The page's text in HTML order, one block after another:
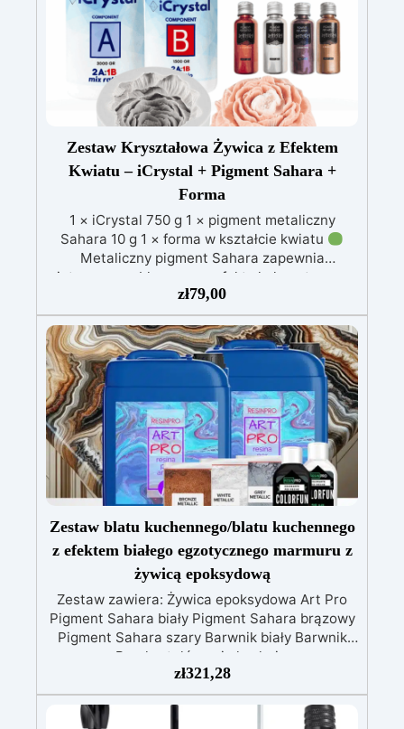
Zestaw Kryształowa Żywica z Efektem
Kwiatu – iCrystal + Pigment Sahara +
Forma
1 × iCrystal 750 g 1 × pigment metaliczny
Sahara 10 g 1 × forma w kształcie kwiatu
Metaliczny pigment Sahara zapewnia
intensywne, błyszczące efekty kolorystyczne
idealne do dekoracji.
Foremka w kształcie
kwiatu umożliwia tworzenie eleganckich
elementów z żywicy.
Zestaw doskonały do
tworzenia biżuterii, ozdób i małych odlewów
artystycznych.
Idealny dla osób, które chcą
połączyć przezroczystość żywicy z metalicznym
efektem pigmentu.
Kompletny zestaw
ułatwiający kreatywną pracę zarówno
początkującym, jak i zaawansowanym twórcom.
zł79,00
Zestaw blatu kuchennego/blatu kuchennego
z efektem białego egzotycznego marmuru z
żywicą epoksydową
Zestaw zawiera: Żywica epoksydowa Art Pro
Pigment Sahara biały Pigment Sahara brązowy
Pigment Sahara szary Barwnik biały Barwnik
czarny Przekształć swoją kuchnię w oazę
luksusu dzięki naszemu ekskluzywnemu
zestawowi blatów kuchennych z efektem
egzotycznego białego marmuru, wzbogaconym
zł321,28